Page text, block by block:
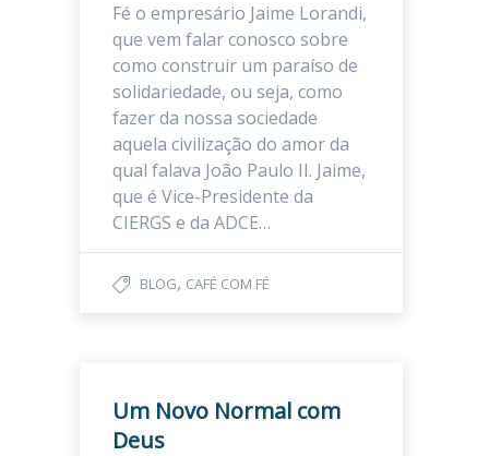
Fé o empresário Jaime Lorandi,
que vem falar conosco sobre
como construir um paraíso de
solidariedade, ou seja, como
fazer da nossa sociedade
aquela civilização do amor da
qual falava João Paulo II. Jaime,
que é Vice-Presidente da
CIERGS e da ADCE…
BLOG, CAFÉ COM FÉ
Um Novo Normal com
Deus